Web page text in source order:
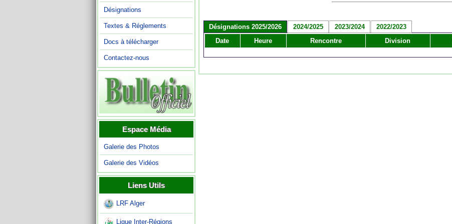
Désignations
Textes & Réglements
Docs à télécharger
Contactez-nous
Espace Média
Galerie des Photos
Galerie des Vidéos
Liens Utils
LRF Alger
Ligue Inter-Régions
Désignations 2025/2026 2024/2025 2023/2024
2022/2023
Date
Heure Rencontre Division